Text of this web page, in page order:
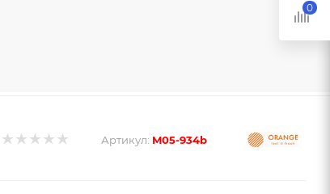
Артикул: M05-934b
0